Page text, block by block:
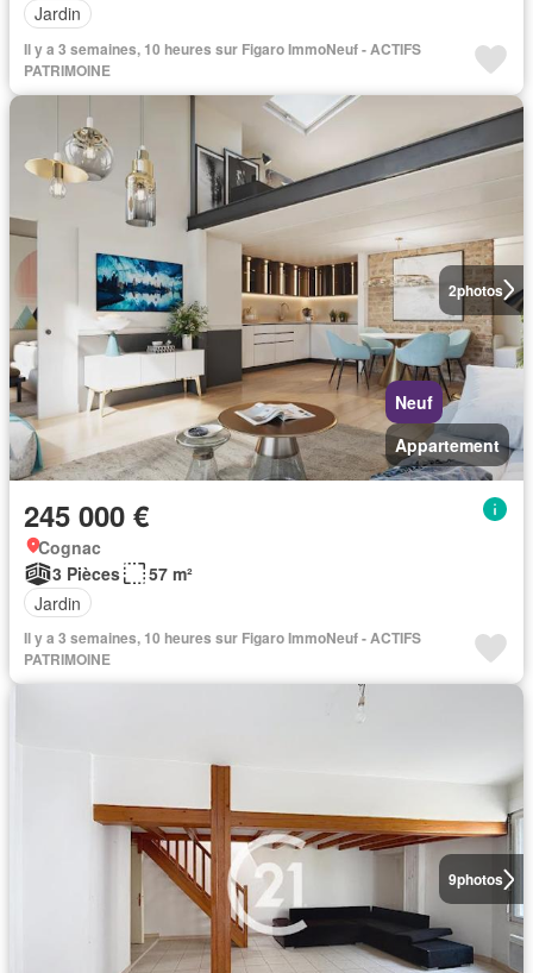
Jardin
Il y a 3 semaines, 10 heures sur Figaro ImmoNeuf - ACTIFS
PATRIMOINE
2photos
Neuf
Appartement
245 000 €
Cognac
3 Pièces
57 m²
Jardin
Il y a 3 semaines, 10 heures sur Figaro ImmoNeuf - ACTIFS
PATRIMOINE
9photos